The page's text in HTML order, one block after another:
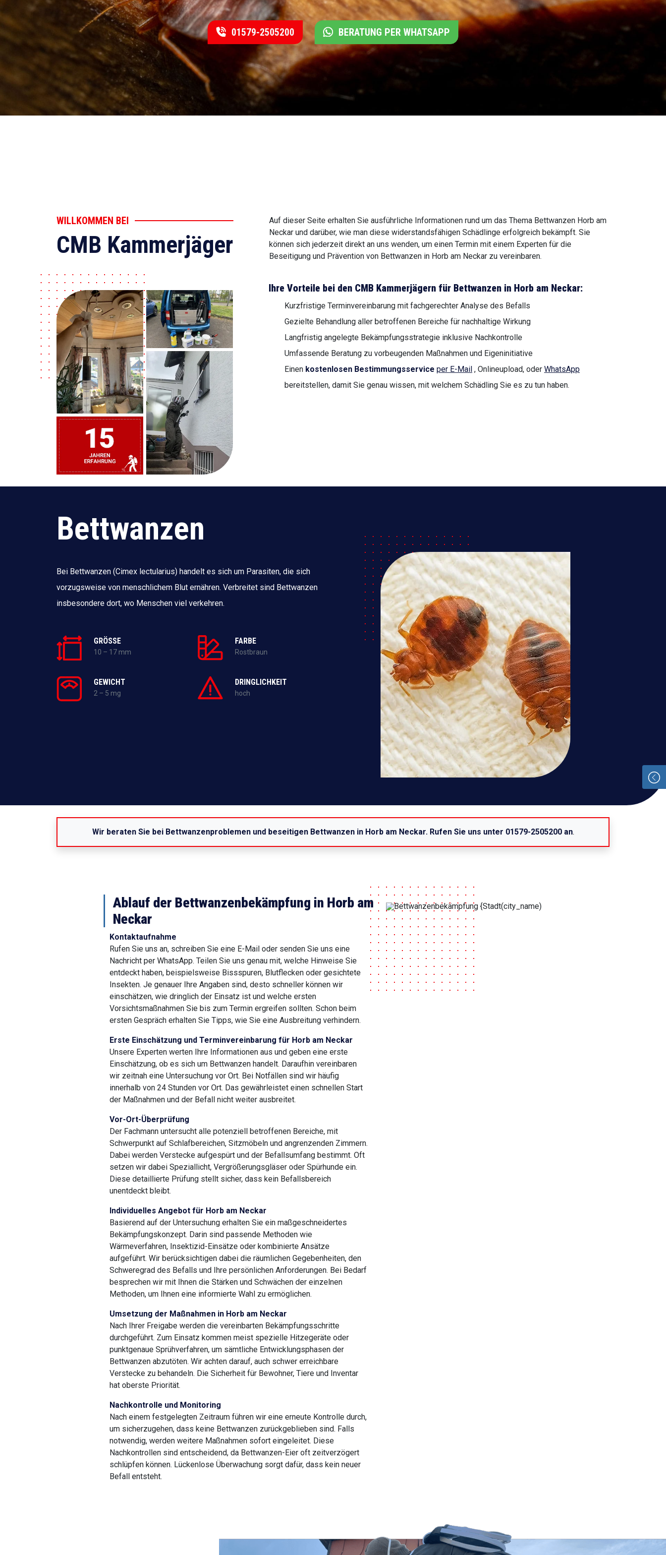
01579-2505200 BERATUNG PER WHATSAPP
WILLKOMMEN BEI
CMB Kammerjäger
Auf dieser Seite erhalten Sie ausführliche Informationen rund um das Thema Bettwanzen Horb am
Neckar und darüber, wie man diese widerstandsfähigen Schädlinge erfolgreich bekämpft. Sie
können sich jederzeit direkt an uns wenden, um einen Termin mit einem Experten für die
Beseitigung und Prävention von Bettwanzen in Horb am Neckar zu vereinbaren.
Ihre Vorteile bei den CMB Kammerjägern für Bettwanzen in Horb am Neckar:
Kurzfristige Terminvereinbarung mit fachgerechter Analyse des Befalls
Gezielte Behandlung aller betroffenen Bereiche für nachhaltige Wirkung
Langfristig angelegte Bekämpfungsstrategie inklusive Nachkontrolle
Umfassende Beratung zu vorbeugenden Maßnahmen und Eigeninitiative
Einen kostenlosen Bestimmungsservice per E-Mail , Onlineupload, oder WhatsApp
bereitstellen, damit Sie genau wissen, mit welchem Schädling Sie es zu tun haben.
Bettwanzen
Bei Bettwanzen (Cimex lectularius) handelt es sich um Parasiten, die sich
vorzugsweise von menschlichem Blut ernähren. Verbreitet sind Bettwanzen
insbesondere dort, wo Menschen viel verkehren.
GRÖSSE
10 – 17 mm
FARBE
Rostbraun
GEWICHT
2 – 5 mg
DRINGLICHKEIT
hoch
Wir beraten Sie bei Bettwanzenproblemen und beseitigen Bettwanzen in Horb am Neckar. Rufen Sie uns unter 01579-2505200 an.
Ablauf der Bettwanzenbekämpfung in Horb am
Neckar
Kontaktaufnahme
Rufen Sie uns an, schreiben Sie eine E-Mail oder senden Sie uns eine
Nachricht per WhatsApp. Teilen Sie uns genau mit, welche Hinweise Sie
entdeckt haben, beispielsweise Bissspuren, Blutflecken oder gesichtete
Insekten. Je genauer Ihre Angaben sind, desto schneller können wir
einschätzen, wie dringlich der Einsatz ist und welche ersten
Vorsichtsmaßnahmen Sie bis zum Termin ergreifen sollten. Schon beim
ersten Gespräch erhalten Sie Tipps, wie Sie eine Ausbreitung verhindern.
Erste Einschätzung und Terminvereinbarung für Horb am Neckar
Unsere Experten werten Ihre Informationen aus und geben eine erste
Einschätzung, ob es sich um Bettwanzen handelt. Daraufhin vereinbaren
wir zeitnah eine Untersuchung vor Ort. Bei Notfällen sind wir häufig
innerhalb von 24 Stunden vor Ort. Das gewährleistet einen schnellen Start
der Maßnahmen und der Befall nicht weiter ausbreitet.
Vor-Ort-Überprüfung
Der Fachmann untersucht alle potenziell betroffenen Bereiche, mit
Schwerpunkt auf Schlafbereichen, Sitzmöbeln und angrenzenden Zimmern.
Dabei werden Verstecke aufgespürt und der Befallsumfang bestimmt. Oft
setzen wir dabei Speziallicht, Vergrößerungsgläser oder Spürhunde ein.
Diese detaillierte Prüfung stellt sicher, dass kein Befallsbereich
unentdeckt bleibt.
Individuelles Angebot für Horb am Neckar
Basierend auf der Untersuchung erhalten Sie ein maßgeschneidertes
Bekämpfungskonzept. Darin sind passende Methoden wie
Wärmeverfahren, Insektizid-Einsätze oder kombinierte Ansätze
aufgeführt. Wir berücksichtigen dabei die räumlichen Gegebenheiten, den
Schweregrad des Befalls und Ihre persönlichen Anforderungen. Bei Bedarf
besprechen wir mit Ihnen die Stärken und Schwächen der einzelnen
Methoden, um Ihnen eine informierte Wahl zu ermöglichen.
Umsetzung der Maßnahmen in Horb am Neckar
Nach Ihrer Freigabe werden die vereinbarten Bekämpfungsschritte
durchgeführt. Zum Einsatz kommen meist spezielle Hitzegeräte oder
punktgenaue Sprühverfahren, um sämtliche Entwicklungsphasen der
Bettwanzen abzutöten. Wir achten darauf, auch schwer erreichbare
Verstecke zu behandeln. Die Sicherheit für Bewohner, Tiere und Inventar
hat oberste Priorität.
Nachkontrolle und Monitoring
Nach einem festgelegten Zeitraum führen wir eine erneute Kontrolle durch,
um sicherzugehen, dass keine Bettwanzen zurückgeblieben sind. Falls
notwendig, werden weitere Maßnahmen sofort eingeleitet. Diese
Nachkontrollen sind entscheidend, da Bettwanzen-Eier oft zeitverzögert
schlüpfen können. Lückenlose Überwachung sorgt dafür, dass kein neuer
Befall entsteht.